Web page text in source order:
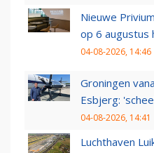
Nieuwe
op 6 augustus
04-08-2026, 14:46
Groningen
Esbjerg:
04-08-2026, 14:41
Luchthaven